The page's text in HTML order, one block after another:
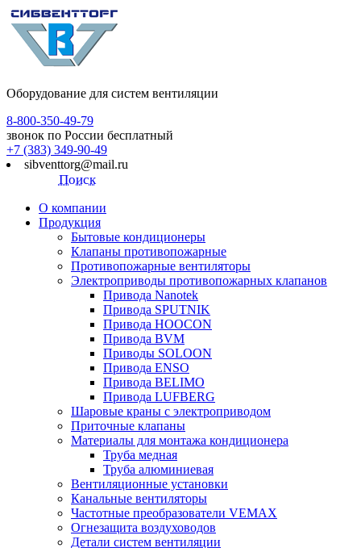
Оборудование для систем вентиляции
8-800-350-49-79
звонок по России бесплатный
+7 (383) 349-90-49
sibventtorg@mail.ru
Поиск
О компании
Продукция
Бытовые кондиционеры
Клапаны противопожарные
Противопожарные вентиляторы
Электроприводы противопожарных клапанов
Привода Nanotek
Привода SPUTNIK
Привода HOOCON
Привода BVM
Приводы SOLOON
Привода ENSO
Привода BELIMO
Привода LUFBERG
Шаровые краны с электроприводом
Приточные клапаны
Материалы для монтажа кондиционера
Труба медная
Труба алюминиевая
Вентиляционные установки
Канальные вентиляторы
Частотные преобразователи VEMAX
Огнезащита воздуховодов
Детали систем вентиляции